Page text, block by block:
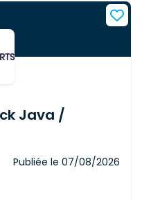
technique
les bonnes
Stack :
GitLab, Jenkins
Java /
Publiée le 07/08/2026